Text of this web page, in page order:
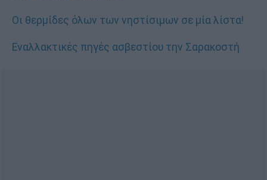
Οι θερμίδες όλων των νηστίσιμων σε μία λίστα!
Εναλλακτικές πηγές ασβεστίου την Σαρακοστή